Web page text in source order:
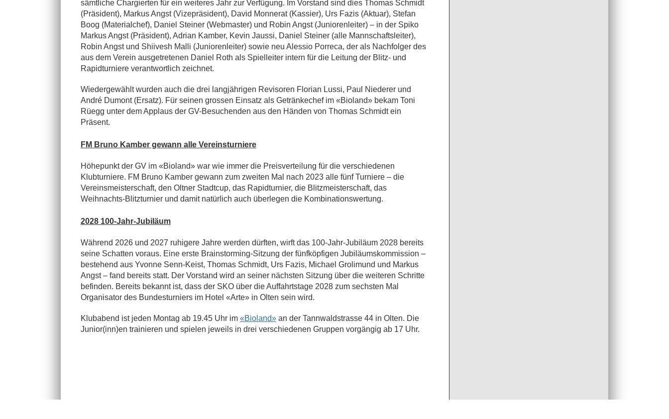
sämtliche Chargierten für ein weiteres Jahr zur Verfügung. Im Vorstand sind dies Thomas Schmidt
(Präsident), Markus Angst (Vizepräsident), David Monnerat (Kassier), Urs Fazis (Aktuar), Stefan
Boog (Materialchef), Daniel Steiner (Webmaster) und Robin Angst (Juniorenleiter) – in der Spiko
Markus Angst (Präsident), Adrian Kamber, Kevin Jaussi, Daniel Steiner (alle Mannschaftsleiter),
Robin Angst und Shiivesh Malli (Juniorenleiter) sowie neu Alessio Porreca, der als Nachfolger des
aus dem Verein ausgetretenen Daniel Roth als Spielleiter intern für die Leitung der Blitz- und
Rapidturniere verantwortlich zeichnet.
Wiedergewählt wurden auch die drei langjährigen Revisoren Florian Lussi, Paul Niederer und
André Dumont (Ersatz). Für seinen grossen Einsatz als Getränkechef im «Bioland» bekam Toni
Rüegg unter dem Applaus der GV-Besuchenden aus den Händen von Thomas Schmidt ein
Präsent.
FM Bruno Kamber gewann alle Vereinsturniere
Höhepunkt der GV im «Bioland» war wie immer die Preisverteilung für die verschiedenen
Klubturniere. FM Bruno Kamber gewann zum zweiten Mal nach 2023 alle fünf Turniere – die
Vereinsmeisterschaft, den Oltner Stadtcup, das Rapidturnier, die Blitzmeisterschaft, das
Weihnachts-Blitzturnier und damit natürlich auch überlegen die Kombinationswertung.
2028 100-Jahr-Jubiläum
Während 2026 und 2027 ruhigere Jahre werden dürften, wirft das 100-Jahr-Jubiläum 2028 bereits
seine Schatten voraus. Eine erste Brainstorming-Sitzung der fünfköpfigen Jubiläumskommission –
bestehend aus Yvonne Senn-Keist, Thomas Schmidt, Urs Fazis, Michael Grolimund und Markus
Angst – fand bereits statt. Der Vorstand wird an seiner nächsten Sitzung über die weiteren Schritte
befinden. Bereits bekannt ist, dass der SKO über die Auffahrtstage 2028 zum sechsten Mal
Organisator des Bundesturniers im Hotel «Arte» in Olten sein wird.
Klubabend ist jeden Montag ab 19.45 Uhr im «Bioland»an der Tannwaldstrasse 44 in Olten. Die
Junior(inn)en trainieren und spielen jeweils in drei verschiedenen Gruppen vorgängig ab 17 Uhr.